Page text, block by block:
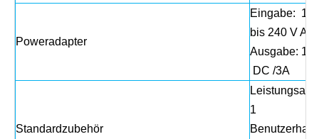
Poweradapter
Eingabe:
bis 240 V AC
Ausgabe: 12
DC /3A
Standardzubehör
1